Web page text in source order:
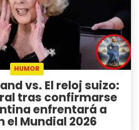
HUMOR
vs. El reloj suizo:
tras confirmarse
enfrentará a
el Mundial 2026